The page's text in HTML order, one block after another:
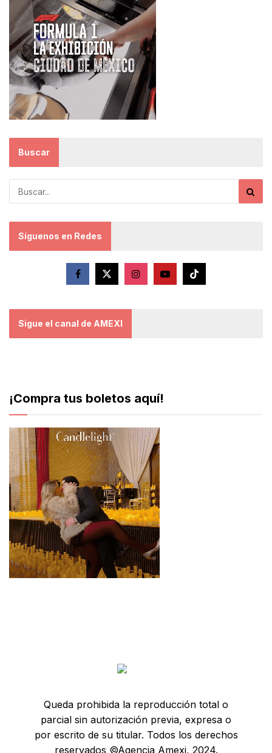
Buscar
Síguenos en Redes
Sigue el canal de AMEXI
¡Compra tus boletos aquí!
Queda prohibida la reproducción total o
parcial sin autorización previa, expresa o
por escrito de su titular. Todos los derechos
reservados ©Agencia Amexi, 2024.